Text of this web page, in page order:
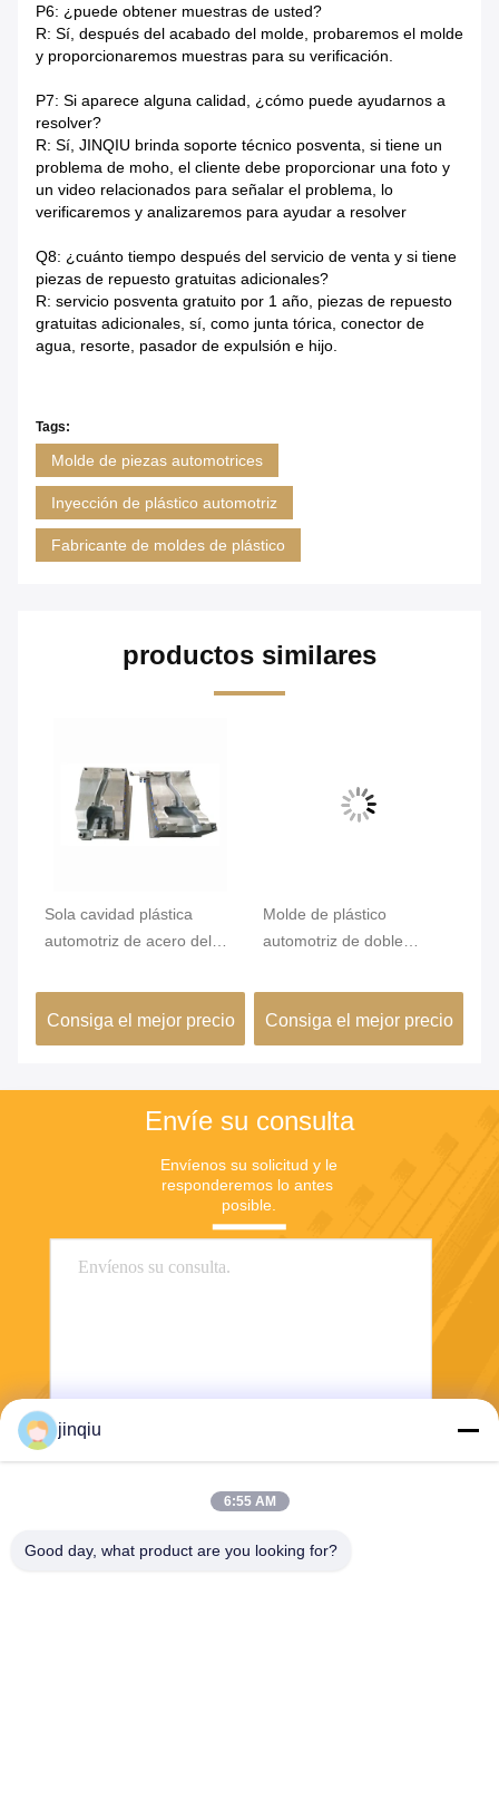
P6: ¿puede obtener muestras de usted?
R: Sí, después del acabado del molde, probaremos el molde
y proporcionaremos muestras para su verificación.
P7: Si aparece alguna calidad, ¿cómo puede ayudarnos a
resolver?
R: Sí, JINQIU brinda soporte técnico posventa, si tiene un
problema de moho, el cliente debe proporcionar una foto y
un video relacionados para señalar el problema, lo
verificaremos y analizaremos para ayudar a resolver
Q8: ¿cuánto tiempo después del servicio de venta y si tiene
piezas de repuesto gratuitas adicionales?
R: servicio posventa gratuito por 1 año, piezas de repuesto
gratuitas adicionales, sí, como junta tórica, conector de
agua, resorte, pasador de expulsión e hijo.
Tags:
Molde de piezas automotrices
Inyección de plástico automotriz
Fabricante de moldes de plástico
productos similares
Sola cavidad plástica
automotriz de acero del
Consiga el mejor precio
Molde de plástico
automotriz de doble
de soplado
Consiga el mejor precio
Envíe su consulta
Envíenos su solicitud y le
responderemos lo antes
posible.
Envío
jinqiu
6:55 AM
Good day, what product are you looking for?